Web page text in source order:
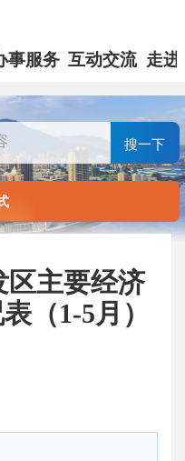
事服务 互动交流 走进
搜一下
区主要经济
（1-5月）